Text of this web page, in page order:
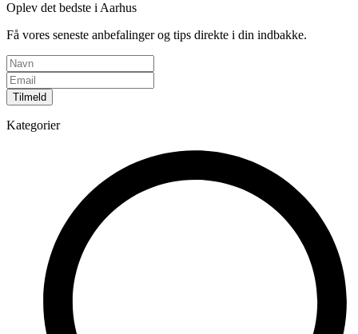
Oplev det bedste i Aarhus
Få vores seneste anbefalinger og tips direkte i din indbakke.
Tilmeld
Kategorier